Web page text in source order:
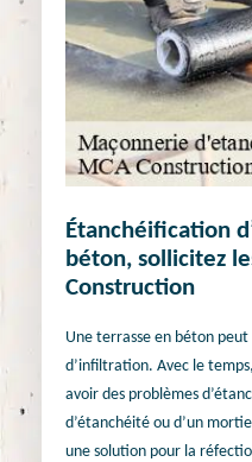
Étanchéification
béton, sollicitez
Construction
Une terrasse en béton
d’infiltration. Avec le
avoir des problèmes
d’étanchéité ou d’un
une solution pour la